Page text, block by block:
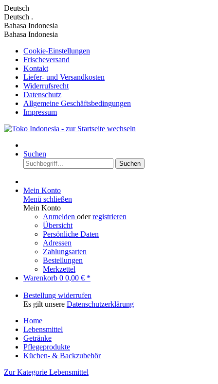
Deutsch
Deutsch .
Bahasa Indonesia
Bahasa Indonesia
Cookie-Einstellungen
Frischeversand
Kontakt
Liefer- und Versandkosten
Widerrufsrecht
Datenschutz
Allgemeine Geschäftsbedingungen
Impressum
Suchen
Suchen
Mein Konto
Menü schließen
Mein Konto
Anmelden oderregistrieren
Übersicht
Persönliche Daten
Adressen
Zahlungsarten
Bestellungen
Merkzettel
Warenkorb 0 0,00 € *
Bestellung widerrufen
Es gilt unsere Datenschutzerklärung
Home
Lebensmittel
Getränke
Pflegeprodukte
Küchen- & Backzubehör
Zur Kategorie Lebensmittel